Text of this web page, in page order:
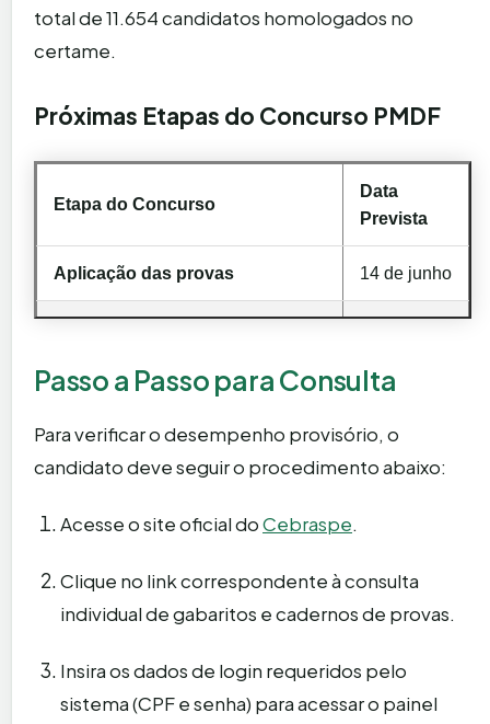
total de 11.654 candidatos homologados no
certame.
Próximas Etapas do Concurso PMDF
Etapa do Concurso
Data
Prevista
Aplicação das provas 14 de junho
recursos
junho
objetivas)
Teste de Aptidão Física (TAF)
29 e 30 de
Passo a Passo para Consulta
Para verificar o desempenho provisório, o
candidato deve seguir o procedimento abaixo:
Acesse o site oficial doCebraspe.
Clique no link correspondente à consulta
individual de gabaritos e cadernos de provas.
Insira os dados de login requeridos pelo
sistema (CPF e senha) para acessar o painel